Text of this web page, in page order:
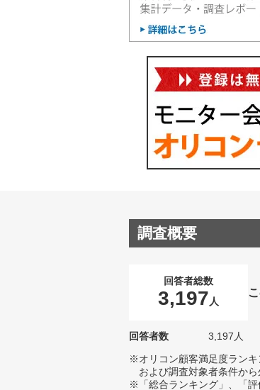
調査概要
回答者総数
3,197 人
回答者数 3,197人
※オリコン顧客満足度ランキ
および調査対象者条件から
※「総合ランキング」、「評